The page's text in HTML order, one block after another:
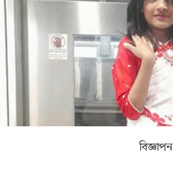
কনভার্টার
বিজ্ঞাপন